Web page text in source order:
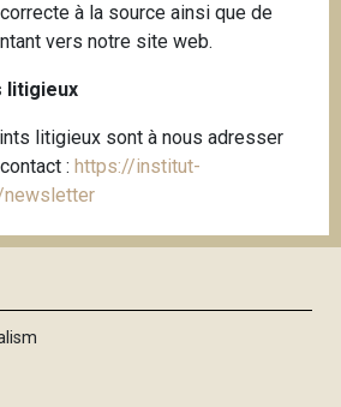
à la source ainsi que de
vers notre site web.
litigieux
litigieux sont à nous adresser
: https://institut-